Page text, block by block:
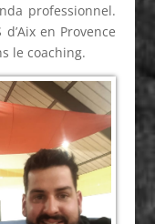
professionnel.
d’Aix en Provence
le coaching.